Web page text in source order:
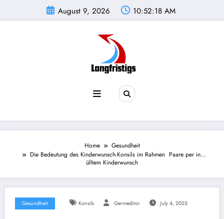
content
August 9, 2026 10:52:18 AM
Home
Gesundheit
Die Bedeutung des Kinderwunsch-Konsils im Rahmen Paare per in…
ülltem Kinderwunsch
Gesundheit Konsils Germeditor July 4, 2025